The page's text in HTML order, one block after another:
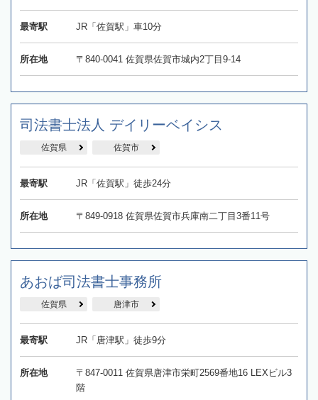
最寄駅 JR「佐賀駅」車10分
所在地 〒840-0041 佐賀県佐賀市城内2丁目9-14
司法書士法人 デイリーベイシス
佐賀県 佐賀市
最寄駅 JR「佐賀駅」徒歩24分
所在地 〒849-0918 佐賀県佐賀市兵庫南二丁目3番11号
あおば司法書士事務所
佐賀県 唐津市
最寄駅 JR「唐津駅」徒歩9分
所在地
〒847-0011 佐賀県唐津市栄町2569番地16 LEXビル3
階